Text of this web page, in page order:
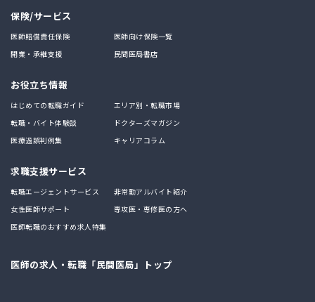
保険/サービス
医師賠償責任保険
医師向け保険一覧
開業・承継支援
民間医局書店
お役立ち情報
はじめての転職ガイド
エリア別・転職市場
転職・バイト体験談
ドクターズマガジン
医療過誤判例集
キャリアコラム
求職支援サービス
転職エージェントサービス
非常勤アルバイト紹介
女性医師サポート
専攻医・専修医の方へ
医師転職のおすすめ求人特集
医師の求人・転職「民間医局」トップ